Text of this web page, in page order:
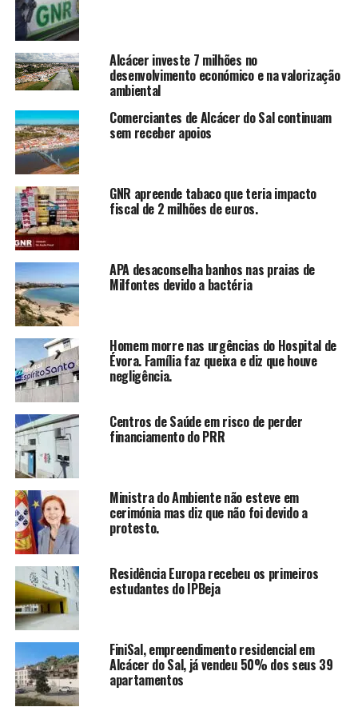
Alcácer investe 7 milhões no
desenvolvimento económico e na valorização
ambiental
Comerciantes de Alcácer do Sal continuam
sem receber apoios
GNR apreende tabaco que teria impacto
fiscal de 2 milhões de euros.
APA desaconselha banhos nas praias de
Milfontes devido a bactéria
Homem morre nas urgências do Hospital de
Évora. Família faz queixa e diz que houve
negligência.
Centros de Saúde em risco de perder
financiamento do PRR
Ministra do Ambiente não esteve em
cerimónia mas diz que não foi devido a
protesto.
Residência Europa recebeu os primeiros
estudantes do IPBeja
FiniSal, empreendimento residencial em
Alcácer do Sal, já vendeu 50% dos seus 39
apartamentos